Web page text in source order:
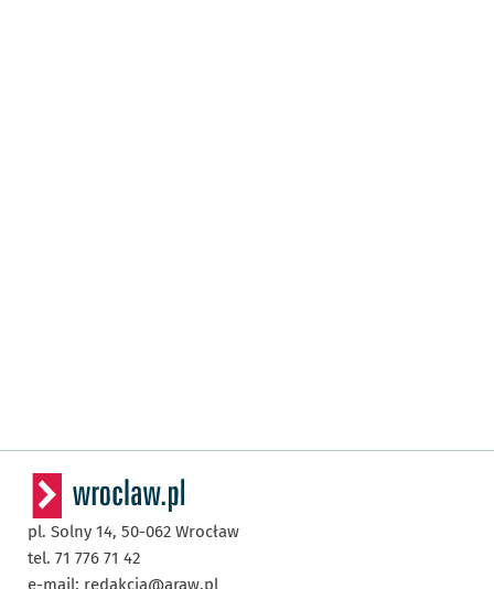
pl. Solny 14, 50-062 Wrocław
tel. 71 776 71 42
e-mail: redakcja@araw.pl